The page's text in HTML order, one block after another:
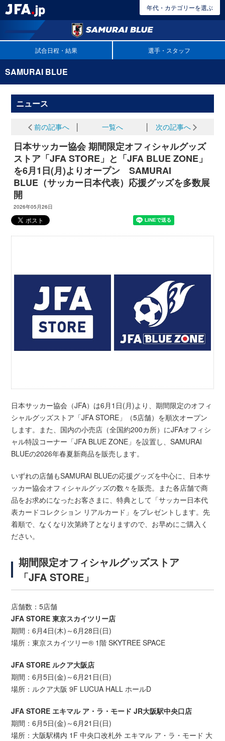
年代・カテゴリーを選ぶ
試合日程・結果 選手・スタッフ
SAMURAI BLUE
ニュース
前の記事へ 一覧へ 次の記事へ
日本サッカー協会 期間限定オフィシャルグッズ
ストア「JFA STORE」と「JFA BLUE ZONE」
を6月1日(月)よりオープン SAMURAI
BLUE（サッカー日本代表）応援グッズを多数展
開
2026年05月26日
日本サッカー協会（JFA）は6月1日(月)より、期間限定のオフィ
シャルグッズストア「JFA STORE」（5店舗）を順次オープン
します。また、国内の小売店（全国約200カ所）にJFAオフィシ
ャル特設コーナー「JFA BLUE ZONE」を設置し、SAMURAI
BLUEの2026年春夏新商品を販売します。
いずれの店舗もSAMURAI BLUEの応援グッズを中心に、日本サ
ッカー協会オフィシャルグッズの数々を販売。また各店舗で商
品をお求めになったお客さまに、特典として「サッカー日本代
表カードコレクション リアルカード」をプレゼントします。先
着順で、なくなり次第終了となりますので、お早めにご購入く
ださい。
期間限定オフィシャルグッズストア
「JFA STORE」
店舗数：5店舗
JFA STORE 東京スカイツリー店
期間：6月4日(木)～6月28日(日)
場所：東京スカイツリー® 1階 SKYTREE SPACE
JFA STORE ルクア大阪店
期間：6月5日(金)～6月21日(日)
場所：ルクア大阪 9F LUCUA HALL ホールD
JFA STORE エキマル ア・ラ・モード JR大阪駅中央口店
期間：6月5日(金)～6月21日(日)
場所：大阪駅構内 1F 中央口改札外 エキマル ア・ラ・モード 大